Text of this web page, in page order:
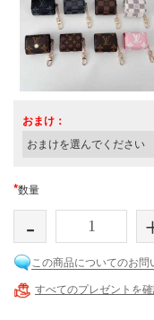
おまけ：
*数量
-
この商品についてのお
すべてのプレゼントを